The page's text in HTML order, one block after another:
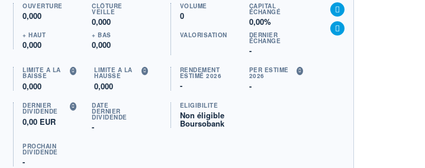
OUVERTURE
0,000
CLÔTURE
VEILLE
0,000
+ HAUT
0,000
+ BAS
0,000
VOLUME
0
CAPITAL
ÉCHANGÉ
0,00%
VALORISATION DERNIER
ÉCHANGE
-
LIMITE À LA
BAISSE
0,000
LIMITE À LA
HAUSSE
0,000
RENDEMENT
ESTIMÉ 2026
-
PER ESTIMÉ
2026
-
DERNIER
DIVIDENDE
0,00 EUR
DATE
DERNIER
DIVIDENDE
-
PROCHAIN
DIVIDENDE
-
ÉLIGIBILITÉ
Non éligible
Boursobank